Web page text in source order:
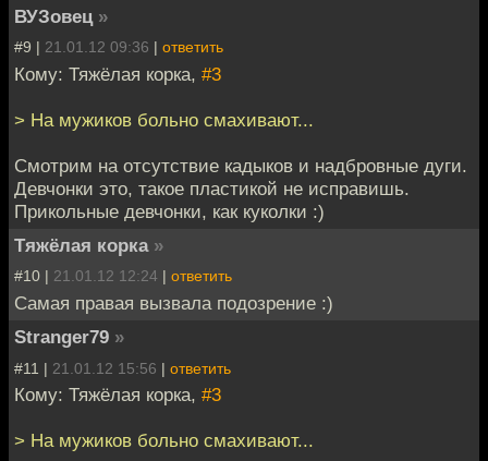
ВУЗовец »
#9 | 21.01.12 09:36 | ответить
Кому: Тяжёлая корка, #3
> На мужиков больно смахивают...
Смотрим на отсутствие кадыков и надбровные дуги.
Девчонки это, такое пластикой не исправишь.
Прикольные девчонки, как куколки :)
Тяжёлая корка »
#10 | 21.01.12 12:24 | ответить
Самая правая вызвала подозрение :)
Stranger79 »
#11 | 21.01.12 15:56 | ответить
Кому: Тяжёлая корка, #3
> На мужиков больно смахивают...